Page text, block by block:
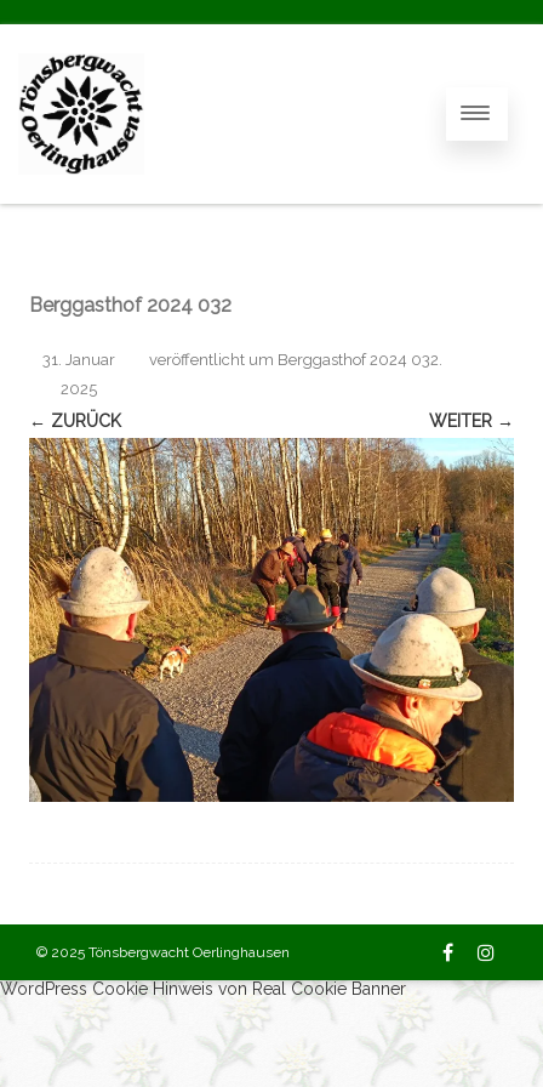
Berggasthof 2024 032
veröffentlicht
31. Januar
2025
um Berggasthof 2024 032.
← ZURÜCK WEITER →
© 2025 Tönsbergwacht Oerlinghausen
WordPress Cookie Hinweis von Real Cookie Banner